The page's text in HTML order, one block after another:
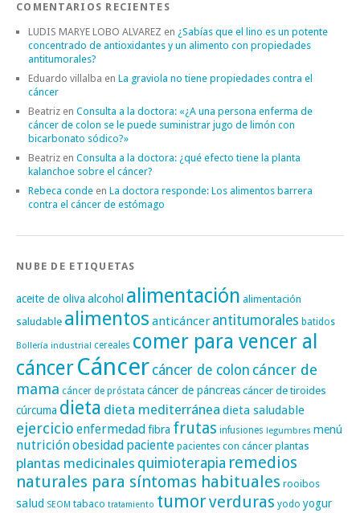
COMENTARIOS RECIENTES
LUDIS MARYE LOBO ALVAREZ en ¿Sabías que el lino es un potente
concentrado de antioxidantes y un alimento con propiedades
antitumorales?
Eduardo villalba en La graviola no tiene propiedades contra el
cáncer
Beatriz en Consulta a la doctora: «¿A una persona enferma de
cáncer de colon se le puede suministrar jugo de limón con
bicarbonato sódico?»
Beatriz en Consulta a la doctora: ¿qué efecto tiene la planta
kalanchoe sobre el cáncer?
Rebeca conde en La doctora responde: Los alimentos barrera
contra el cáncer de estómago
NUBE DE ETIQUETAS
aceite de oliva alcohol alimentación alimentación
saludable alimentos anticáncer antitumorales batidos
Bollería industrial cereales comer para vencer al
cáncerCáncer cáncer de colon cáncer de
mama cáncer de próstata cáncer de páncreascáncer de tiroides
cúrcuma dieta dieta mediterránea dieta saludable
ejercicio enfermedadfibra frutas infusiones legumbres menú
nutriciónobesidad paciente pacientes con cáncer plantas
plantas medicinales quimioterapia remedios
naturales para síntomas habituales rooibos
salud SEOM tabaco tratamiento tumorverduras yodo yogur